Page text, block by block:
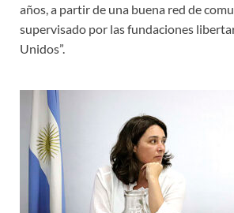
años, a partir de una buena red de
supervisado por las fundaciones
Unidos”.